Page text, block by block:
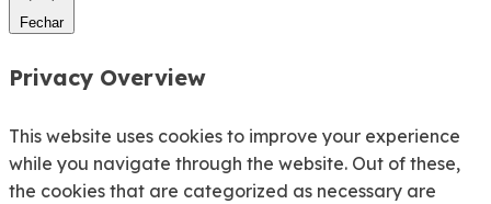
Fechar
Privacy Overview
This website uses cookies to improve your experience
while you navigate through the website. Out of these,
the cookies that are categorized as necessary are